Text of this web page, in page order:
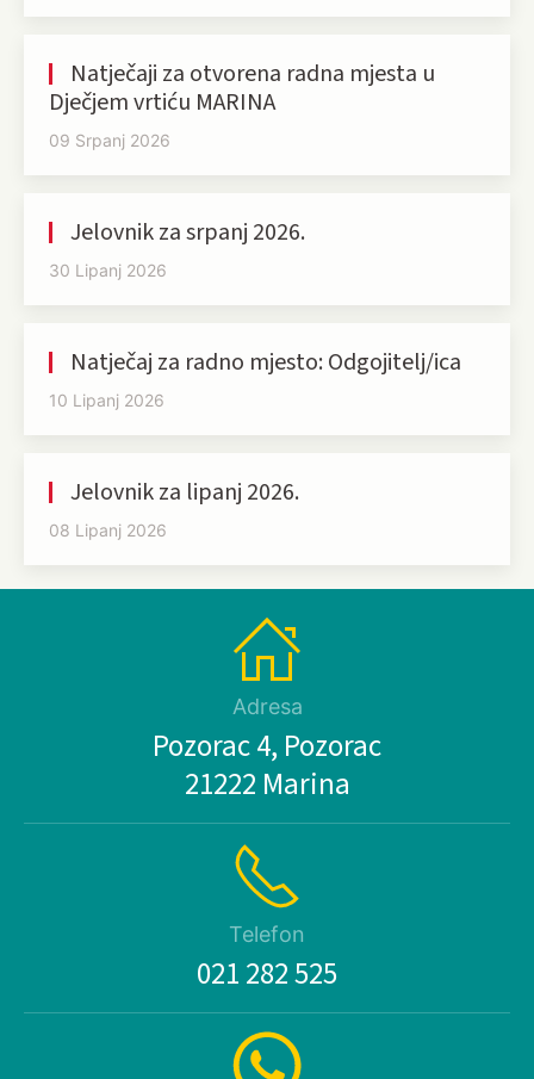
Natječaji za otvorena radna mjesta u
Dječjem vrtiću MARINA
09 Srpanj 2026
Jelovnik za srpanj 2026.
30 Lipanj 2026
Natječaj za radno mjesto: Odgojitelj/ica
10 Lipanj 2026
Jelovnik za lipanj 2026.
08 Lipanj 2026
Adresa
Pozorac 4, Pozorac
21222 Marina
Telefon
021 282 525